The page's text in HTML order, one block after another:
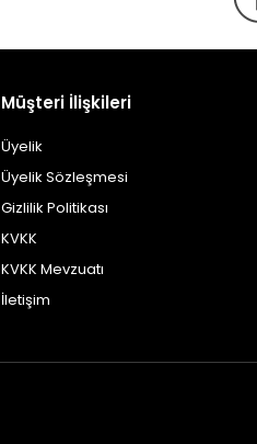
Müşteri İlişkileri
Üyelik
Üyelik Sözleşmesi
Gizlilik Politikası
KVKK
KVKK Mevzuatı
İletişim